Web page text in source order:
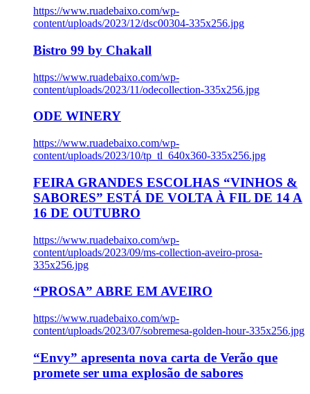
https://www.ruadebaixo.com/wp-
content/uploads/2023/12/dsc00304-335x256.jpg
Bistro 99 by Chakall
https://www.ruadebaixo.com/wp-
content/uploads/2023/11/odecollection-335x256.jpg
ODE WINERY
https://www.ruadebaixo.com/wp-
content/uploads/2023/10/tp_tl_640x360-335x256.jpg
FEIRA GRANDES ESCOLHAS “VINHOS &
SABORES” ESTÁ DE VOLTA À FIL DE 14 A
16 DE OUTUBRO
https://www.ruadebaixo.com/wp-
content/uploads/2023/09/ms-collection-aveiro-prosa-
335x256.jpg
“PROSA” ABRE EM AVEIRO
https://www.ruadebaixo.com/wp-
content/uploads/2023/07/sobremesa-golden-hour-335x256.jpg
“Envy” apresenta nova carta de Verão que
promete ser uma explosão de sabores